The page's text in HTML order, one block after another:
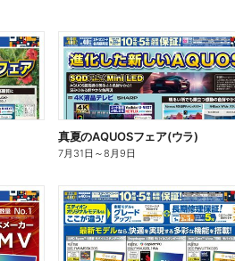
真夏のAQUOSフェア(ウラ)
7月31日 ～8月9日